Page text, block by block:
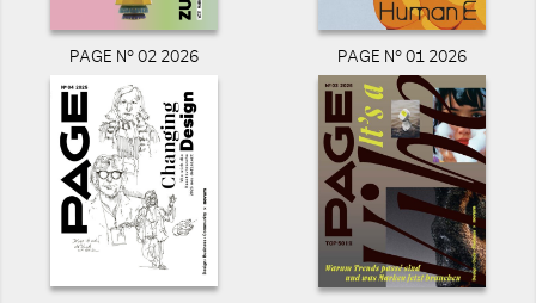
PAGE N° 02 2026 PAGE N° 01 2026